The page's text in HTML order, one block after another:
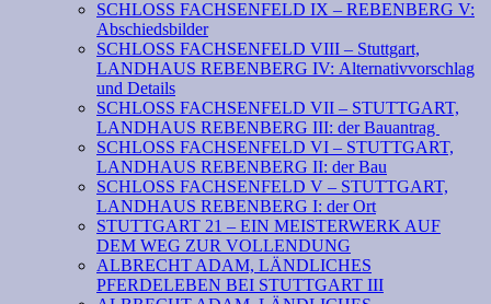
SCHLOSS FACHSENFELD IX – REBENBERG V:
Abschiedsbilder
SCHLOSS FACHSENFELD VIII – Stuttgart,
LANDHAUS REBENBERG IV: Alternativvorschlag
und Details
SCHLOSS FACHSENFELD VII – STUTTGART,
LANDHAUS REBENBERG III: der Bauantrag
SCHLOSS FACHSENFELD VI – STUTTGART,
LANDHAUS REBENBERG II: der Bau
SCHLOSS FACHSENFELD V – STUTTGART,
LANDHAUS REBENBERG I: der Ort
STUTTGART 21 – EIN MEISTERWERK AUF
DEM WEG ZUR VOLLENDUNG
ALBRECHT ADAM, LÄNDLICHES
PFERDELEBEN BEI STUTTGART III